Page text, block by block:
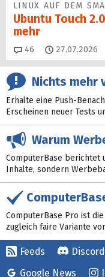
LINUX AUF DEM
Ubuntu Touch
mehr
46 Kommentare
27.07.2026
Nichts mehr
Erhalte eine Push-
Erscheinen neuer Tests
Warum
ComputerBase berichtet
Inhalte, sondern
ComputerBase Pro ist
zugleich faire Variante
Feeds Discord
Google News